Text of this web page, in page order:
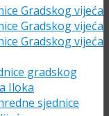
Gradskog vijeća
Gradskog vijeća
Gradskog vijeća
gradskog
Iloka
sjednice